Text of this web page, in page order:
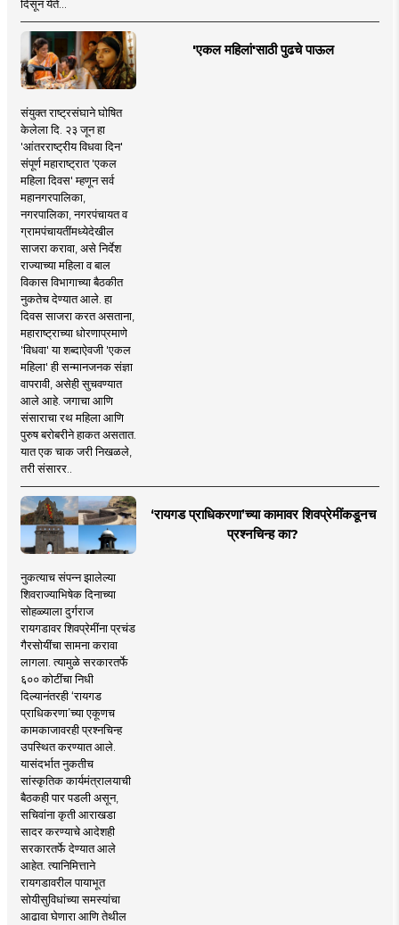
दिसून येते...
'एकल महिलां'साठी पुढचे पाऊल
संयुक्त राष्ट्रसंघाने घोषित
केलेला दि. २३ जून हा
'आंतरराष्ट्रीय विधवा दिन'
संपूर्ण महाराष्ट्रात 'एकल
महिला दिवस' म्हणून सर्व
महानगरपालिका,
नगरपालिका, नगरपंचायत व
ग्रामपंचायतींमध्येदेखील
साजरा करावा, असे निर्देश
राज्याच्या महिला व बाल
विकास विभागाच्या बैठकीत
नुकतेच देण्यात आले. हा
दिवस साजरा करत असताना,
महाराष्ट्राच्या धोरणाप्रमाणे
'विधवा' या शब्दाऐवजी 'एकल
महिला' ही सन्मानजनक संज्ञा
वापरावी, असेही सुचवण्यात
आले आहे. जगाचा आणि
संसाराचा रथ महिला आणि
पुरुष बरोबरीने हाकत असतात.
यात एक चाक जरी निखळले,
तरी संसारर..
‘रायगड प्राधिकरणा’च्या कामावर शिवप्रेमींकडूनच
प्रश्नचिन्ह का?
नुकत्याच संपन्न झालेल्या
शिवराज्याभिषेक दिनाच्या
सोहळ्याला दुर्गराज
रायगडावर शिवप्रेमींना प्रचंड
गैरसोयींचा सामना करावा
लागला. त्यामुळे सरकारतर्फे
६०० कोटींचा निधी
दिल्यानंतरही ‘रायगड
प्राधिकरणा’च्या एकूणच
कामकाजावरही प्रश्नचिन्ह
उपस्थित करण्यात आले.
यासंदर्भात नुकतीच
सांस्कृतिक कार्यमंत्रालयाची
बैठकही पार पडली असून,
सचिवांना कृती आराखडा
सादर करण्याचे आदेशही
सरकारतर्फे देण्यात आले
आहेत. त्यानिमित्ताने
रायगडावरील पायाभूत
सोयीसुविधांच्या समस्यांचा
आढावा घेणारा आणि तेथील